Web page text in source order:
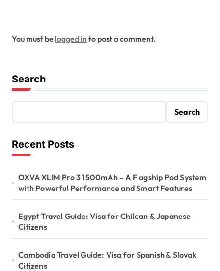
You must be logged into post a comment.
Search
Search
Recent Posts
OXVA XLIM Pro 3 1500mAh – A Flagship Pod System
with Powerful Performance and Smart Features
Egypt Travel Guide: Visa for Chilean & Japanese
Citizens
Cambodia Travel Guide: Visa for Spanish & Slovak
Citizens